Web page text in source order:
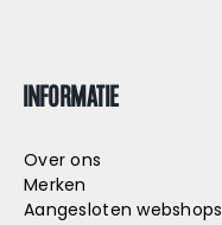
INFORMATIE
Over ons
Merken
Aangesloten webshops